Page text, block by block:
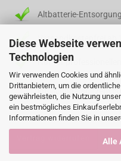
Diese Webseite
Technologien
Wir verwenden Cookies und
Drittanbietern, um die
gewährleisten, die Nutzung
ein bestmögliches
Informationen finden Sie in
Alle
Altbatterie-Entsorgung
Versandkostenfrei ab
Nur für